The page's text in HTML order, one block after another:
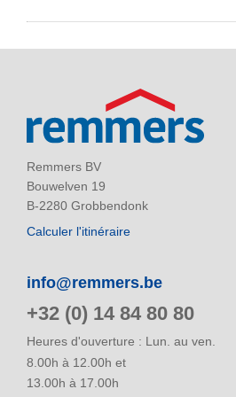
Remmers BV
Bouwelven 19
B-2280 Grobbendonk
Calculer l'itinéraire
info@remmers.be
+32 (0) 14 84 80 80
Heures d'ouverture : Lun. au ven.
8.00h à 12.00h et
13.00h à 17.00h